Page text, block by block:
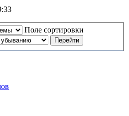
Поле сортировки